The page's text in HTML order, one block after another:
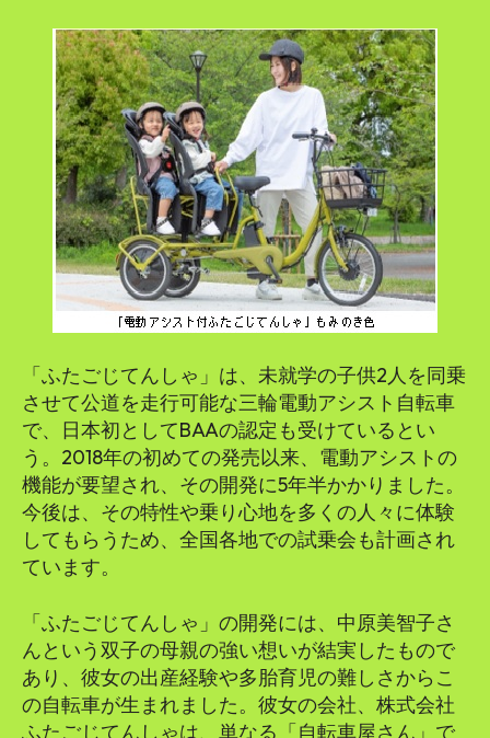
「ふたごじてんしゃ」は、未就学の子供2人を同乗
させて公道を走行可能な三輪電動アシスト自転車
で、日本初としてBAAの認定も受けているとい
う。2018年の初めての発売以来、電動アシストの
機能が要望され、その開発に5年半かかりました。
今後は、その特性や乗り心地を多くの人々に体験
してもらうため、全国各地での試乗会も計画され
ています。
「ふたごじてんしゃ」の開発には、中原美智子さ
んという双子の母親の強い想いが結実したもので
あり、彼女の出産経験や多胎育児の難しさからこ
の自転車が生まれました。彼女の会社、株式会社
ふたごじてんしゃは、単なる「自転車屋さん」で